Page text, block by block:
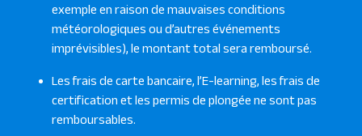
exemple en raison de mauvaises conditions
météorologiques ou d’autres événements
imprévisibles), le montant total sera remboursé.
Les frais de carte bancaire, l’E-learning, les frais de
certification et les permis de plongée ne sont pas
remboursables.